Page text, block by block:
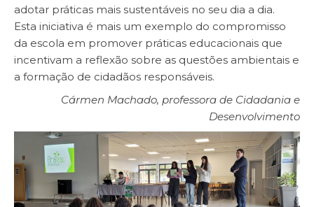
adotar práticas mais sustentáveis no seu dia a dia.
Esta iniciativa é mais um exemplo do compromisso
da escola em promover práticas educacionais que
incentivam a reflexão sobre as questões ambientais e
a formação de cidadãos responsáveis.
Cármen Machado, professora de Cidadania e
Desenvolvimento